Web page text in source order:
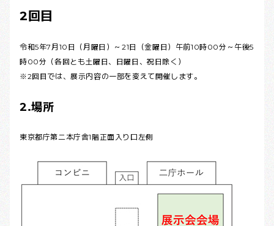
2回目
令和5年7月10日（月曜日）～21日（金曜日）午前10時00分～午後5
時00分（各回とも土曜日、日曜日、祝日除く）
※2回目では、展示内容の一部を変えて開催します。
2.場所
東京都庁第二本庁舎1階正面入り口左側